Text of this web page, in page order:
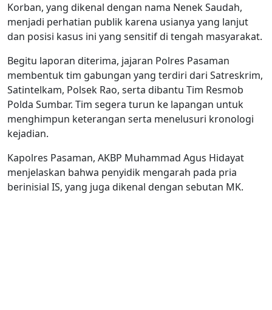
Korban, yang dikenal dengan nama Nenek Saudah,
menjadi perhatian publik karena usianya yang lanjut
dan posisi kasus ini yang sensitif di tengah masyarakat.
Begitu laporan diterima, jajaran Polres Pasaman
membentuk tim gabungan yang terdiri dari Satreskrim,
Satintelkam, Polsek Rao, serta dibantu Tim Resmob
Polda Sumbar. Tim segera turun ke lapangan untuk
menghimpun keterangan serta menelusuri kronologi
kejadian.
Kapolres Pasaman, AKBP Muhammad Agus Hidayat
menjelaskan bahwa penyidik mengarah pada pria
berinisial IS, yang juga dikenal dengan sebutan MK.